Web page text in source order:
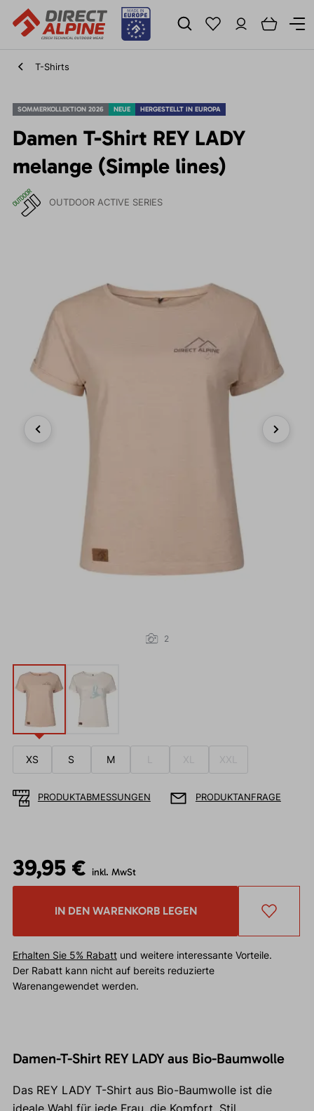
T-Shirts
SOMMERKOLLEKTION 2026 NEUE HERGESTELLT IN EUROPA
Damen T-Shirt REY LADY
melange (Simple lines)
OUTDOOR ACTIVE SERIES
2
XS S M XL XXL
PRODUKTABMESSUNGEN PRODUKTANFRAGE
39,95 € inkl. MwSt
IN DEN WARENKORB LEGEN
Erhalten Sie 5% Rabattund weitere interessante Vorteile.
Der Rabatt kann nicht auf bereits reduzierte
Warenangewendet werden.
Damen-T-Shirt REY LADY aus Bio-Baumwolle
Das REY LADY T-Shirt aus Bio-Baumwolle ist die